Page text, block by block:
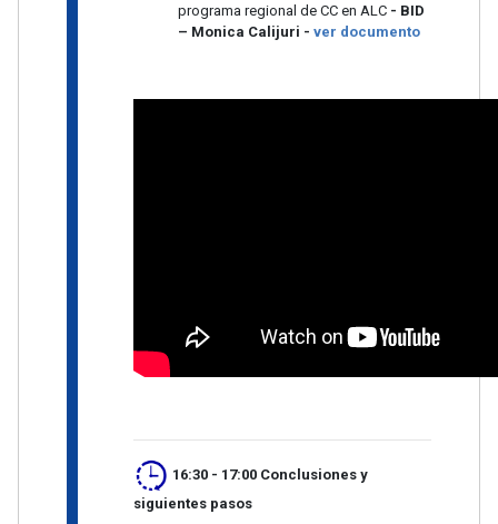
programa regional de CC en ALC - BID
– Monica Calijuri - ver documento
16:30 - 17:00 Conclusiones y
siguientes pasos